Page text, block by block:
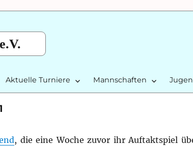
Aktuelle Turniere Mannschaften
, die eine Woche zuvor ihr Auftaktspiel